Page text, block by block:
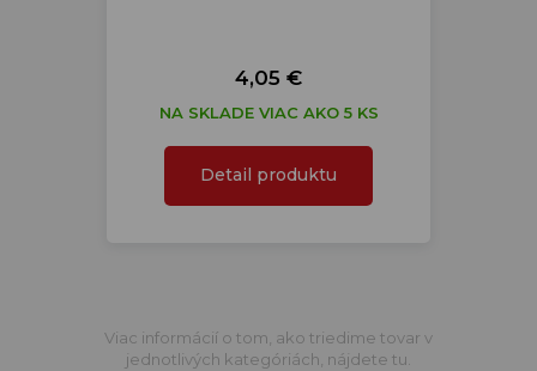
4,05 €
NA SKLADE VIAC AKO 5 KS
Detail produktu
Viac informácií o tom, ako triedime tovar v
jednotlivých kategóriách, nájdete tu.